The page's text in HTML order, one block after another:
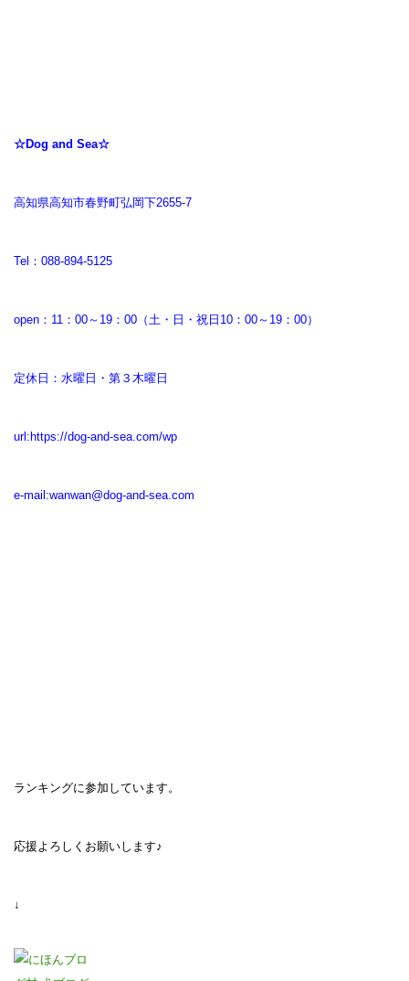
☆Dog and Sea☆
高知県高知市春野町弘岡下2655-7
Tel：088-894-5125
open：11：00～19：00（土・日・祝日10：00～19：00）
定休日：水曜日・第３木曜日
url: https://dog-and-sea.com/wp
e-mail:wanwan@dog-and-sea.com
ランキングに参加しています。
応援よろしくお願いします♪
↓